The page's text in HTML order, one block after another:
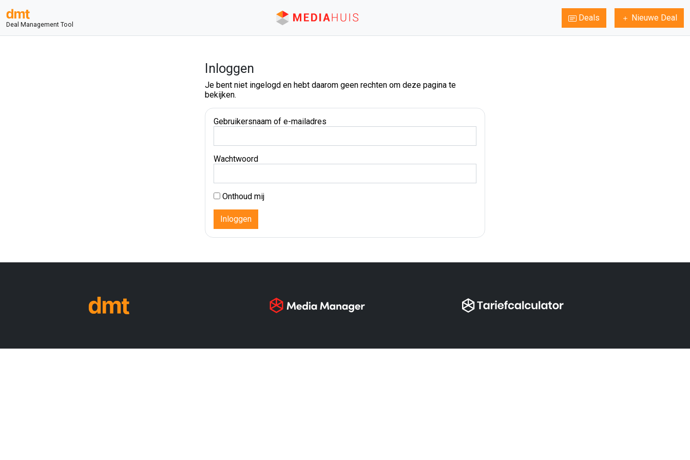
Deal Management Tool
Deals Nieuwe Deal
Inloggen
Je bent niet ingelogd en hebt daarom geen rechten om deze pagina te
bekijken.
Gebruikersnaam of e-mailadres
Wachtwoord
Onthoud mij